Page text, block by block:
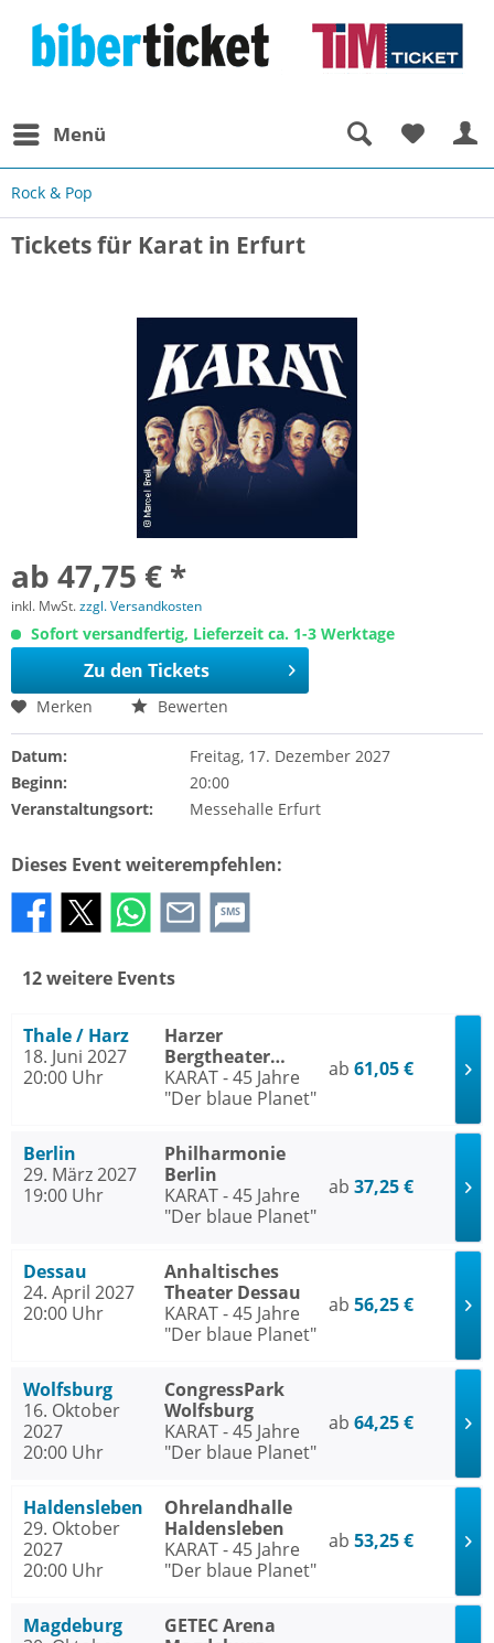
Menü
Rock & Pop
Tickets für Karat in Erfurt
ab 47,75 € *
inkl. MwSt.zzgl. Versandkosten
Sofort versandfertig, Lieferzeit ca. 1-3 Werktage
Zu den Tickets
Merken Bewerten
Datum:
Freitag, 17. Dezember 2027
Beginn:
20:00
Veranstaltungsort:
Messehalle Erfurt
Dieses Event weiterempfehlen:
SMS
12 weitere Events
Thale / Harz
18. Juni 2027
20:00 Uhr
Harzer
Bergtheater
Thale Thale /
Harz
KARAT - 45 Jahre
"Der blaue Planet"
ab 61,05 €
Berlin
29. März 2027
19:00 Uhr
Philharmonie
Berlin
KARAT - 45 Jahre
"Der blaue Planet"
ab 37,25 €
Dessau
24. April 2027
20:00 Uhr
Anhaltisches
Theater Dessau
KARAT - 45 Jahre
"Der blaue Planet"
ab 56,25 €
Wolfsburg
16. Oktober
2027
20:00 Uhr
CongressPark
Wolfsburg
KARAT - 45 Jahre
"Der blaue Planet"
ab 64,25 €
Haldensleben
29. Oktober
2027
20:00 Uhr
Ohrelandhalle
Haldensleben
KARAT - 45 Jahre
"Der blaue Planet"
ab 53,25 €
Magdeburg
GETEC Arena